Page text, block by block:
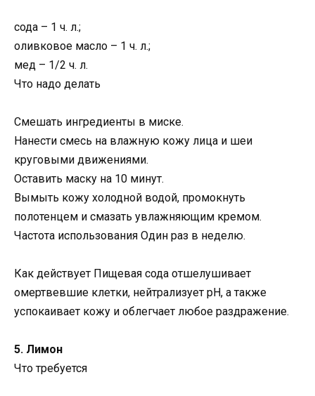
сода – 1 ч. л.;
оливковое масло – 1 ч. л.;
мед – 1/2 ч. л.
Что надо делать
Смешать ингредиенты в миске.
Нанести смесь на влажную кожу лица и шеи
круговыми движениями.
Оставить маску на 10 минут.
Вымыть кожу холодной водой, промокнуть
полотенцем и смазать увлажняющим кремом.
Частота использования Один раз в неделю.
Как действует Пищевая сода отшелушивает
омертвевшие клетки, нейтрализует pH, а также
успокаивает кожу и облегчает любое раздражение.
5. Лимон
Что требуется